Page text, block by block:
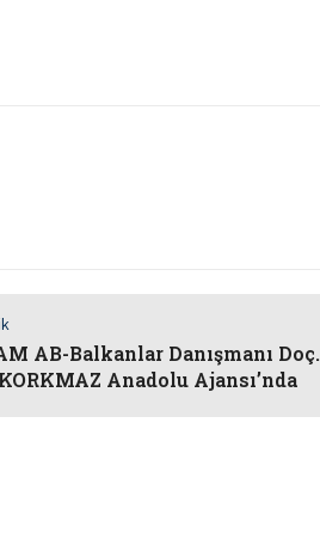
AB-Balkanlar Danışmanı Doç.
Anadolu Ajansı’nda